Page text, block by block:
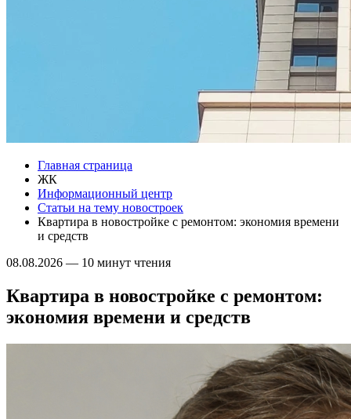
Главная страница
ЖК
Информационный центр
Статьи на тему новостроек
Квартира в новостройке с ремонтом: экономия времени
и средств
08.08.2026 — 10 минут чтения
Квартира в новостройке с ремонтом:
экономия времени и средств